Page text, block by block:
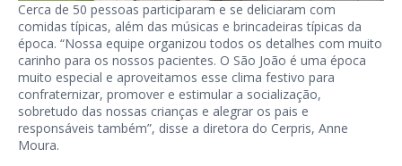
Cerca de 50 pessoas participaram e se deliciaram com
comidas típicas, além das músicas e brincadeiras típicas da
época. “Nossa equipe organizou todos os detalhes com muito
carinho para os nossos pacientes. O São João é uma época
muito especial e aproveitamos esse clima festivo para
confraternizar, promover e estimular a socialização,
sobretudo das nossas crianças e alegrar os pais e
responsáveis também”, disse a diretora do Cerpris, Anne
Moura.